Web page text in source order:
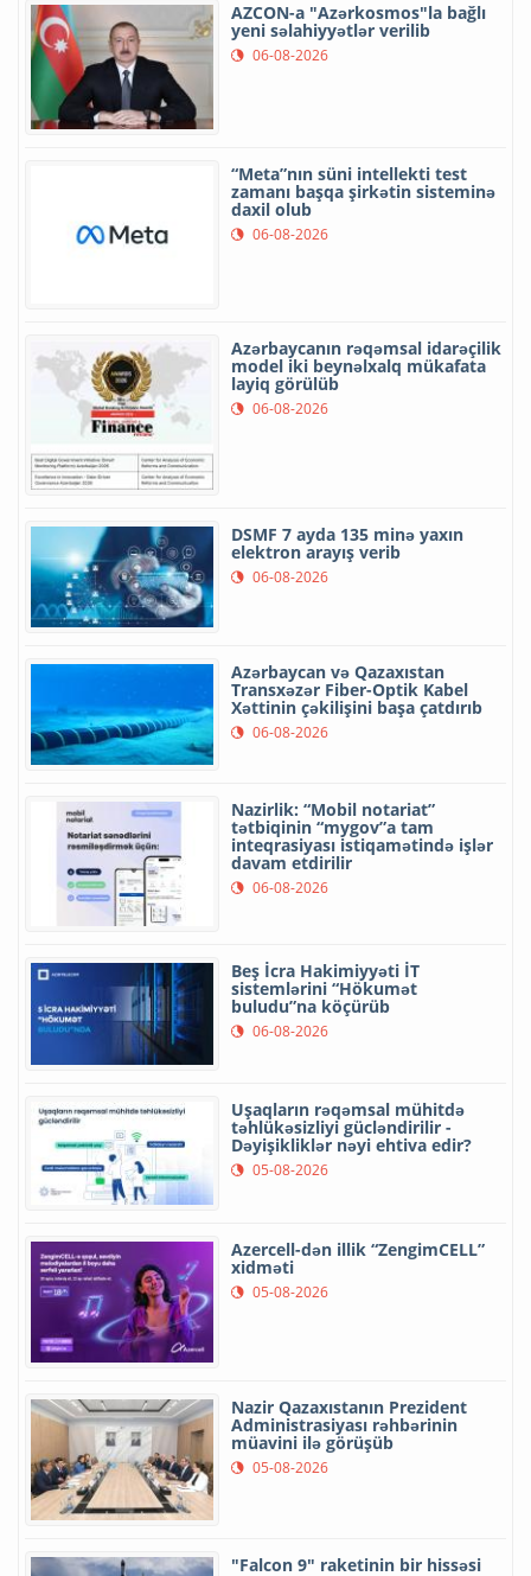
AZCON-a "Azərkosmos"la bağlı
yeni səlahiyyətlər verilib
06-08-2026
“Meta”nın süni intellekti test
zamanı başqa şirkətin sisteminə
daxil olub
06-08-2026
Azərbaycanın rəqəmsal idarəçilik
model iki beynəlxalq mükafata
layiq görülüb
06-08-2026
DSMF 7 ayda 135 minə yaxın
elektron arayış verib
06-08-2026
Azərbaycan və Qazaxıstan
Transxəzər Fiber-Optik Kabel
Xəttinin çəkilişini başa çatdırıb
06-08-2026
Nazirlik: “Mobil notariat”
tətbiqinin “mygov”a tam
inteqrasiyası istiqamətində işlər
davam etdirilir
06-08-2026
Beş İcra Hakimiyyəti İT
sistemlərini “Hökumət
buludu”na köçürüb
06-08-2026
Uşaqların rəqəmsal mühitdə
təhlükəsizliyi gücləndirilir -
Dəyişikliklər nəyi ehtiva edir?
05-08-2026
Azercell-dən illik “ZengimCELL”
xidməti
05-08-2026
Nazir Qazaxıstanın Prezident
Administrasiyası rəhbərinin
müavini ilə görüşüb
05-08-2026
"Falcon 9" raketinin bir hissəsi